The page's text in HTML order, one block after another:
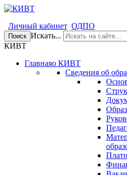
Личный кабинет ОДПО
Поиск Искать...
КИВТ
Главнаяо КИВТ
Сведения об